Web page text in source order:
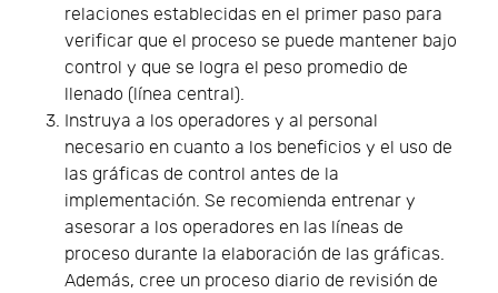
relaciones establecidas en el primer paso para
verificar que el proceso se puede mantener bajo
control y que se logra el peso promedio de
llenado (línea central).
Instruya a los operadores y al personal
necesario en cuanto a los beneficios y el uso de
las gráficas de control antes de la
implementación. Se recomienda entrenar y
asesorar a los operadores en las líneas de
proceso durante la elaboración de las gráficas.
Además, cree un proceso diario de revisión de